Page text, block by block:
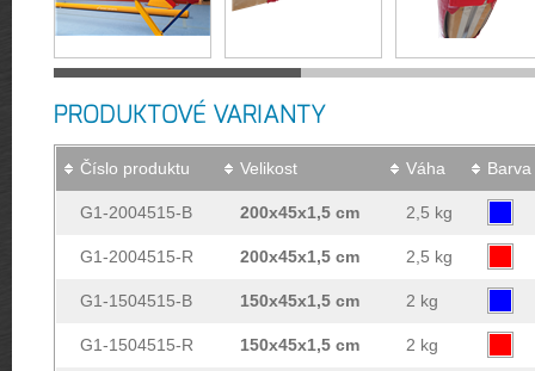
PRODUKTOVÉ VARIANTY
Číslo produktu Velikost Váha Barva
G1-2004515-B 200x45x1,5 cm 2,5 kg
G1-2004515-R 200x45x1,5 cm 2,5 kg
G1-1504515-B 150x45x1,5 cm 2 kg
G1-1504515-R 150x45x1,5 cm 2 kg